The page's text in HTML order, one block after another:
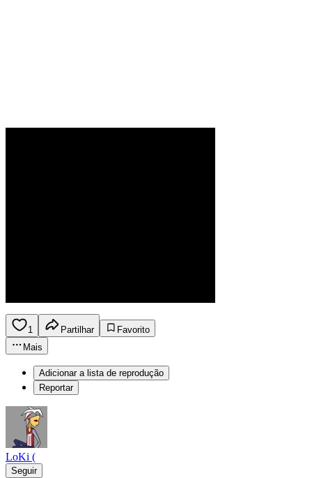
1 Partilhar
Favorito
Mais
Adicionar a lista de reprodução
Reportar
LoKi (
Seguir